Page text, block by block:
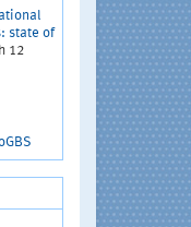
state of
12